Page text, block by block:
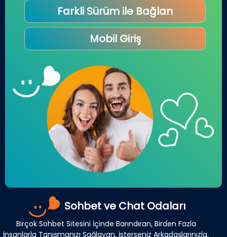
Farkli Sürüm ile Bağlan
Mobil Giriş
Sohbet ve Chat Odaları
Birçok Sohbet Sitesini İçinde Barındıran, Birden Fazla
İnsanlarla Tanışmanızı Sağlayan, İsterseniz Arkadaşlarınızla,